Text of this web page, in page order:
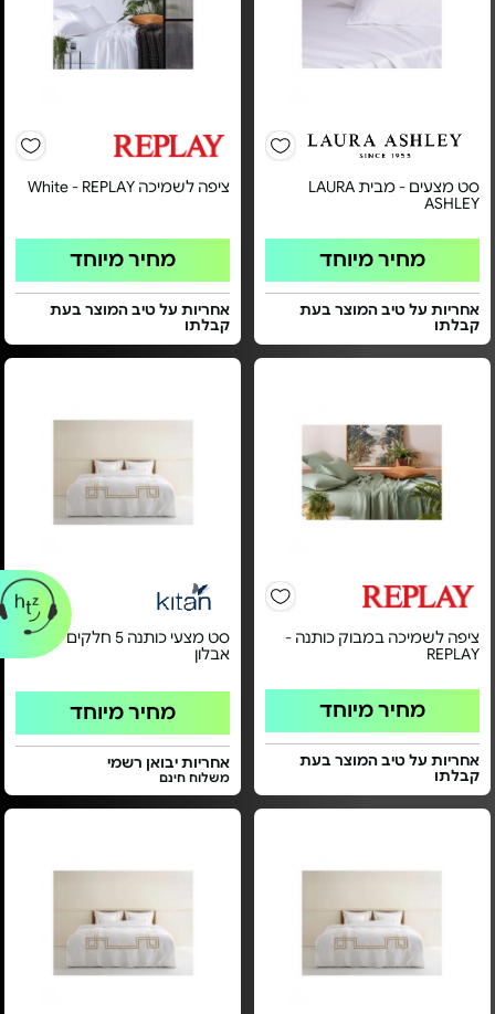
סט מצעים - מבית LAURA
ASHLEY
מחיר מיוחד
אחריות על טיב המוצר בעת
קבלתו
ציפה לשמיכה White - REPLAY
מחיר מיוחד
אחריות על טיב המוצר בעת
קבלתו
ציפה לשמיכה במבוק כותנה -
REPLAY
מחיר מיוחד
אחריות על טיב המוצר בעת
קבלתו
סט מצעי כותנה 5 חלקים - דגם
אבלון
מחיר מיוחד
אחריות יבואן רשמי
משלוח חינם